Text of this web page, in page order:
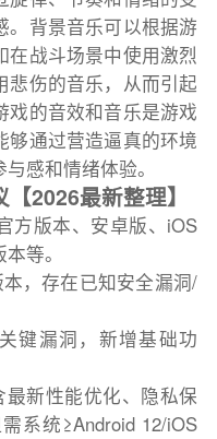
。背景音乐可以根据游
在战斗场景中使用激烈
悲伤的音乐，从而引起
戏的音效和音乐是游戏
够通过营造逼真的环境
感和情绪体验。
2026最新整理】
方版本、安卓版、iOS
等。
，存在已知安全漏洞/
键漏洞，新增基础功
新性能优化、隐私保
系统≥Android 12/iOS